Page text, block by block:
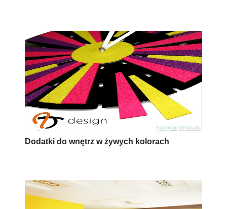
Dodatki do wnętrz w żywych kolorach